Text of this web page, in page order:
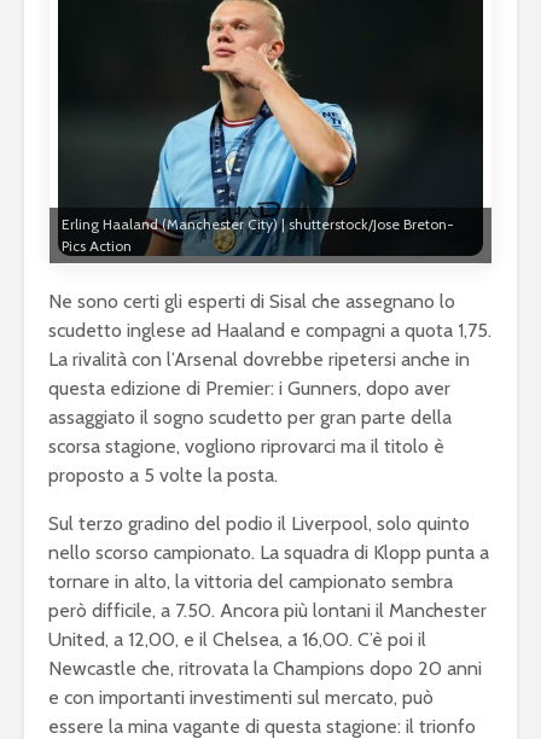
Erling Haaland (Manchester City) | shutterstock/Jose Breton-
Pics Action
Ne sono certi gli esperti di Sisal che assegnano lo
scudetto inglese ad Haaland e compagni a quota 1,75.
La rivalità con l’Arsenal dovrebbe ripetersi anche in
questa edizione di Premier: i Gunners, dopo aver
assaggiato il sogno scudetto per gran parte della
scorsa stagione, vogliono riprovarci ma il titolo è
proposto a 5 volte la posta.
Sul terzo gradino del podio il Liverpool, solo quinto
nello scorso campionato. La squadra di Klopp punta a
tornare in alto, la vittoria del campionato sembra
però difficile, a 7.50. Ancora più lontani il Manchester
United, a 12,00, e il Chelsea, a 16,00. C’è poi il
Newcastle che, ritrovata la Champions dopo 20 anni
e con importanti investimenti sul mercato, può
essere la mina vagante di questa stagione: il trionfo